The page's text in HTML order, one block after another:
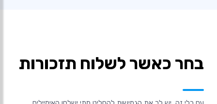
בחר כאשר לשלוח תזכורות